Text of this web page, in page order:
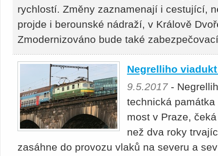
rychlostí. Změny zaznamenají i cestující,
projde i berounské nádraží, v Králově
Zmodernizováno bude také
Negrelliho
9.5.2017-
technická
most v Praze,
než dva roky
zasáhne do provozu vlaků na severu a